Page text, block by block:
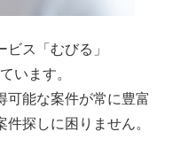
ス「むびる」
います。
可能な案件が常に豊富
探しに困りません。